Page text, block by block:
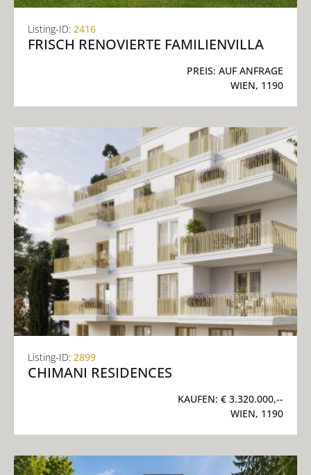
Listing-ID: 2416
FRISCH RENOVIERTE FAMILIENVILLA
PREIS: AUF ANFRAGE
WIEN, 1190
Listing-ID: 2899
CHIMANI RESIDENCES
KAUFEN: € 3.320.000,--
WIEN, 1190